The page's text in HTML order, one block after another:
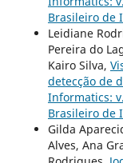
Brasileiro de
Leidiane
Pereira do
Kairo Silva,
detecção de
Informatics:
Brasileiro de
Gilda
Alves, Ana